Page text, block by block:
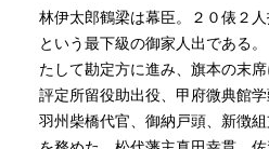
林伊太郎鶴梁は幕臣。２０俵２
という最下級の御家人出である
たして勘定方に進み、旗本の末席
評定所留役助出役、甲府微典館学
羽州柴橋代官、御納戸頭、新徴